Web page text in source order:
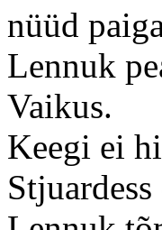
nüüd
Lennuk
Vaikus.
Keegi ei